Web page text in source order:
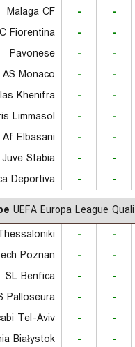
Malaga CF
- -
Fiorentina
- -
Pavonese
- -
AS Monaco
- -
Khenifra
- -
Limmasol
- -
Af Elbasani
- -
Juve Stabia
- -
Deportiva
- -
UEFA Europa League
- -
Poznan
- -
SL Benfica
- -
Palloseura
- -
Tel-Aviv
- -
Białystok
- -